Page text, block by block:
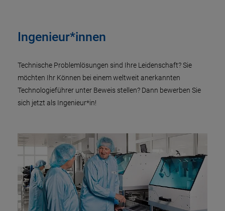
Ingenieur*innen
Technische Problemlösungen sind Ihre Leidenschaft? Sie
möchten Ihr Können bei einem weltweit anerkannten
Technologieführer unter Beweis stellen? Dann bewerben Sie
sich jetzt als Ingenieur*in!